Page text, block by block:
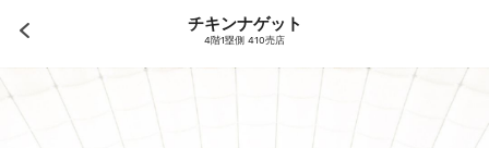
チキンナゲット
4階1塁側 410売店